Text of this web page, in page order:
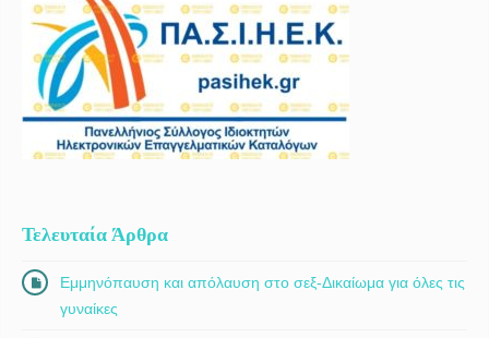
Τελευταία Άρθρα
Εμμηνόπαυση και απόλαυση στο σεξ-Δικαίωμα για όλες τις
γυναίκες